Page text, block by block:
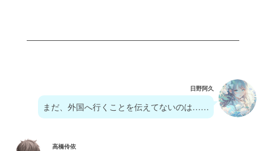
日野阿久
まだ、外国へ行くことを伝えてないのは……
高橋伶依